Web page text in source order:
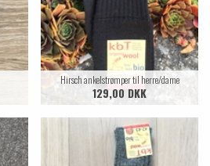
Hirsch ankelstrømper til herre/dame
129,00 DKK